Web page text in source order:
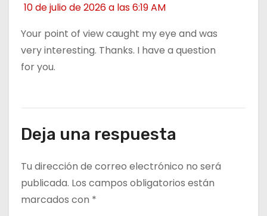
10 de julio de 2026 a las 6:19 AM
Your point of view caught my eye and was
very interesting. Thanks. I have a question
for you.
Deja una respuesta
Tu dirección de correo electrónico no será
publicada. Los campos obligatorios están
marcados con *